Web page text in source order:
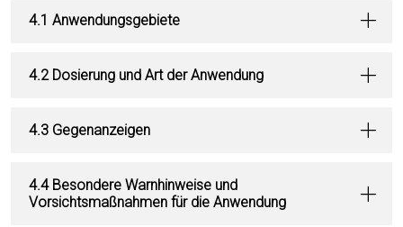
4.1 Anwendungsgebiete
4.2 Dosierung und Art der Anwendung
4.3 Gegenanzeigen
4.4 Besondere Warnhinweise und
Vorsichtsmaßnahmen für die Anwendung